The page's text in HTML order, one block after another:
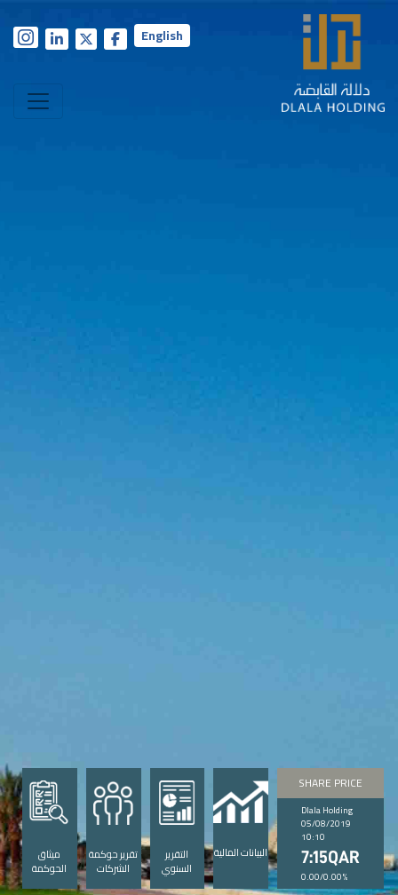
English
SHARE PRICE
Dlala Holding
05/08/2019
10:10
7:15QAR
0.00/0.00%
البيانات المالية
التقرير
السنوي
تقرير حوكمة
الشركات
ميثاق
الحوكمة